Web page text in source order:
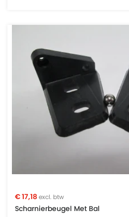
€ 17,18 excl. btw
Scharnierbeugel Met Bal